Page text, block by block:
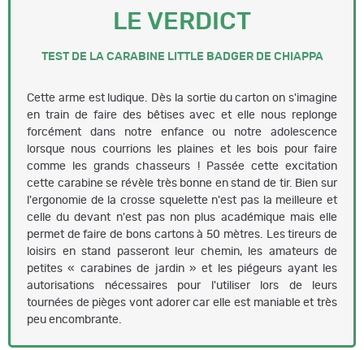
LE VERDICT
TEST DE LA CARABINE LITTLE BADGER DE CHIAPPA
Cette arme est ludique. Dès la sortie du carton on s'imagine
en train de faire des bêtises avec et elle nous replonge
forcément dans notre enfance ou notre adolescence
lorsque nous courrions les plaines et les bois pour faire
comme les grands chasseurs ! Passée cette excitation
cette carabine se révèle très bonne en stand de tir. Bien sur
l'ergonomie de la crosse squelette n'est pas la meilleure et
celle du devant n'est pas non plus académique mais elle
permet de faire de bons cartons à 50 mètres. Les tireurs de
loisirs en stand passeront leur chemin, les amateurs de
petites « carabines de jardin » et les piégeurs ayant les
autorisations nécessaires pour l'utiliser lors de leurs
tournées de pièges vont adorer car elle est maniable et très
peu encombrante.